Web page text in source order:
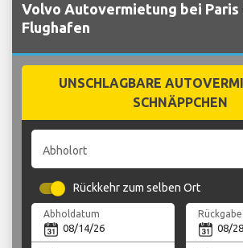
Volvo Autovermietung bei Paris
Flughafen
UNSCHLAGBARE
SCHNÄPPCHEN
Abholort
Rückkehr zum selben Ort
Abholdatum